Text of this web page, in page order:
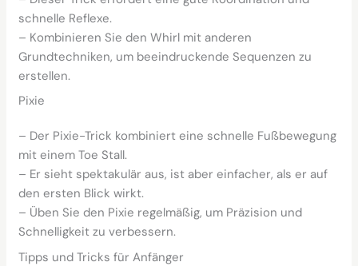
schnelle Reflexe.
– Kombinieren Sie den Whirl mit anderen
Grundtechniken, um beeindruckende Sequenzen zu
erstellen.
Pixie
– Der Pixie-Trick kombiniert eine schnelle Fußbewegung
mit einem Toe Stall.
– Er sieht spektakulär aus, ist aber einfacher, als er auf
den ersten Blick wirkt.
– Üben Sie den Pixie regelmäßig, um Präzision und
Schnelligkeit zu verbessern.
Tipps und Tricks für Anfänger